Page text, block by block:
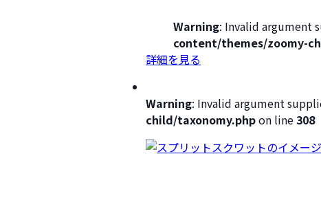
Warning: Invalid argument
content/themes/zoomy-
詳細を見る
Warning: Invalid argument
child/taxonomy.phpon line308